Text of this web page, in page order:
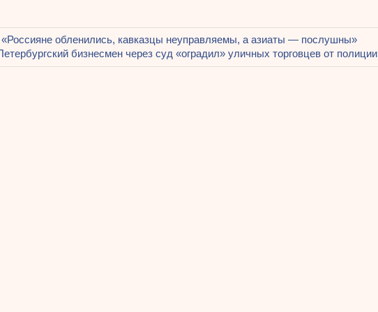
«Россияне обленились, кавказцы неуправляемы, а азиаты — послушны»
бизнесмен через суд «оградил» уличных торговцев от полиции